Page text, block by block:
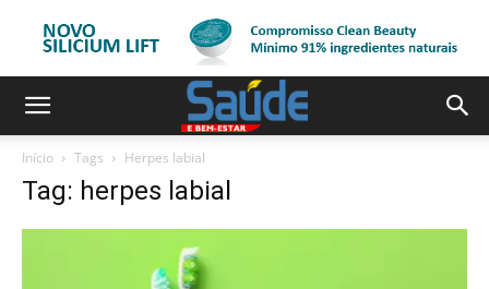
Início Tags Herpes labial
Tag: herpes labial